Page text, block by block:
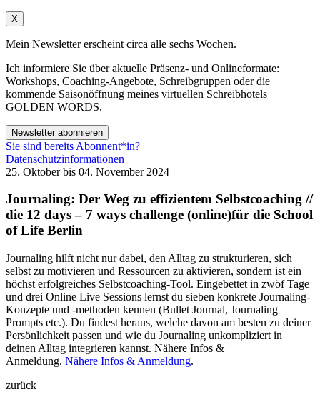
X
Mein Newsletter erscheint circa alle sechs Wochen.
Ich informiere Sie über aktuelle Präsenz- und Onlineformate:
Workshops, Coaching-Angebote, Schreibgruppen oder die
kommende Saisonöffnung meines virtuellen Schreibhotels
GOLDEN WORDS.
Newsletter abonnieren
Sie sind bereits Abonnent*in?
Datenschutzinformationen
25. Oktober bis 04. November 2024
Journaling: Der Weg zu effizientem Selbstcoaching //
die 12 days – 7 ways challenge (online)für die School
of Life Berlin
Journaling hilft nicht nur dabei, den Alltag zu strukturieren, sich
selbst zu motivieren und Ressourcen zu aktivieren, sondern ist ein
höchst erfolgreiches Selbstcoaching-Tool. Eingebettet in zwöf Tage
und drei Online Live Sessions lernst du sieben konkrete Journaling-
Konzepte und -methoden kennen (Bullet Journal, Journaling
Prompts etc.). Du findest heraus, welche davon am besten zu deiner
Persönlichkeit passen und wie du Journaling unkompliziert in
deinen Alltag integrieren kannst. Nähere Infos &
Anmeldung. Nähere Infos & Anmeldung.
zurück